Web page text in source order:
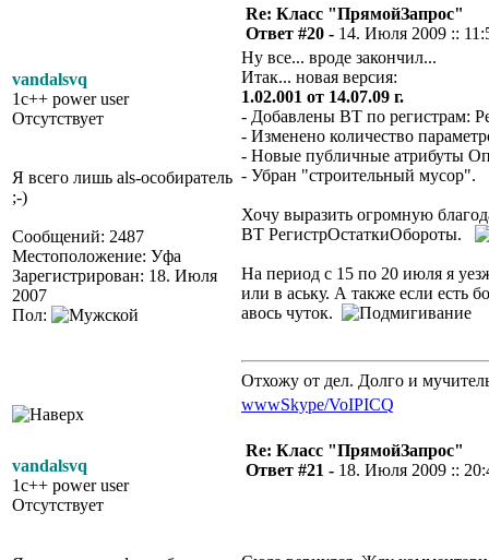
vandalsvq
1c++ power user
Отсутствует
Я всего лишь als-особиратель
;-)
Сообщений: 2487
Местоположение: Уфа
Зарегистрирован: 18. Июля
2007
Пол:
Re: Класс "ПрямойЗапрос"
Ответ #20 - 14. Июля 2009 ::
Ну все... вроде закончил...
Итак... новая версия:
1.02.001 от 14.07.09 г.
- Добавлены ВТ по регистрам:
- Изменено количество
- Новые публичные атрибуты
- Убран "строительный мусор".
Хочу выразить огромную
ВТ РегистрОстаткиОбороты.
На период с 15 по 20 июля я
или в аську. А также если есть
авось чуток.
Отхожу от дел. Долго и
wwwSkype/VoIPICQ
vandalsvq
1c++ power user
Отсутствует
Re: Класс "ПрямойЗапрос"
Ответ #21 - 18. Июля 2009 ::